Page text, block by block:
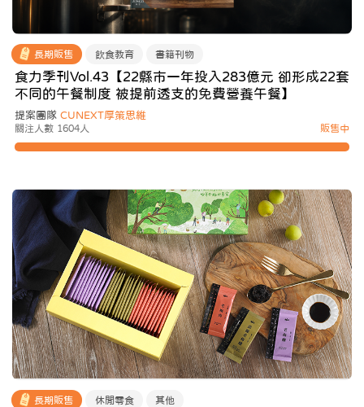
長期販售 飲食教育 書籍刊物
食力季刊Vol.43【22縣市一年投入283億元 卻形成22套
不同的午餐制度 被提前透支的免費營養午餐】
提案團隊 CUNEXT厚策思維
關注人數 1604人 販售中
長期販售 休閒零食 其他